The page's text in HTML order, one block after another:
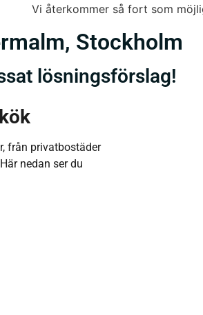
Vi återkommer så fort som
Stockholm
lösningsförslag!
från privatbostäder
nedan ser du